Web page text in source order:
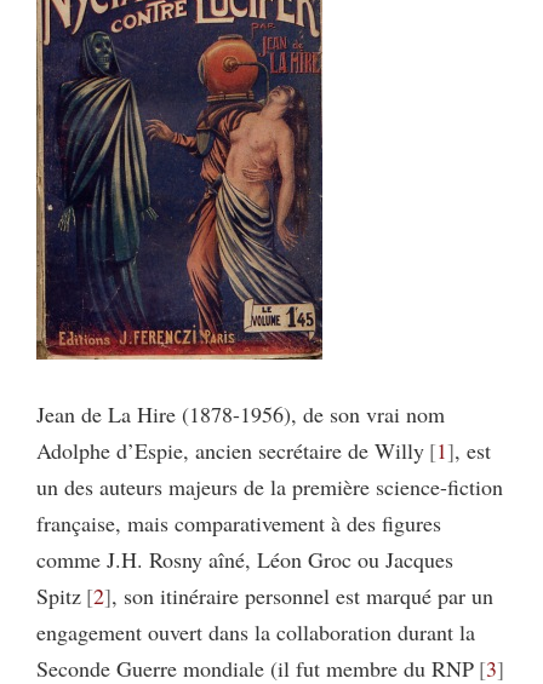
Jean de La Hire (1878-1956), de son vrai nom
Adolphe d’Espie, ancien secrétaire de Willy 1 , est
un des auteurs majeurs de la première science-fiction
française, mais comparativement à des figures
comme J.H. Rosny aîné, Léon Groc ou Jacques
Spitz 2 , son itinéraire personnel est marqué par un
engagement ouvert dans la collaboration durant la
Seconde Guerre mondiale (il fut membre du RNP 3